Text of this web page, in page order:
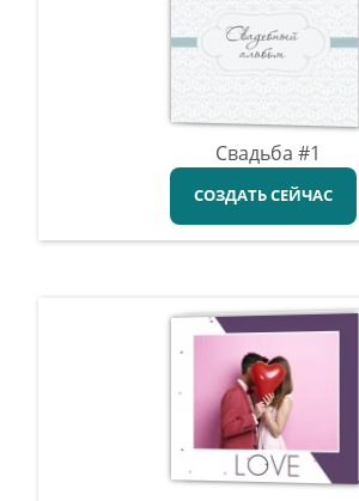
Свадьба #1
СОЗДАТЬ СЕЙЧАС